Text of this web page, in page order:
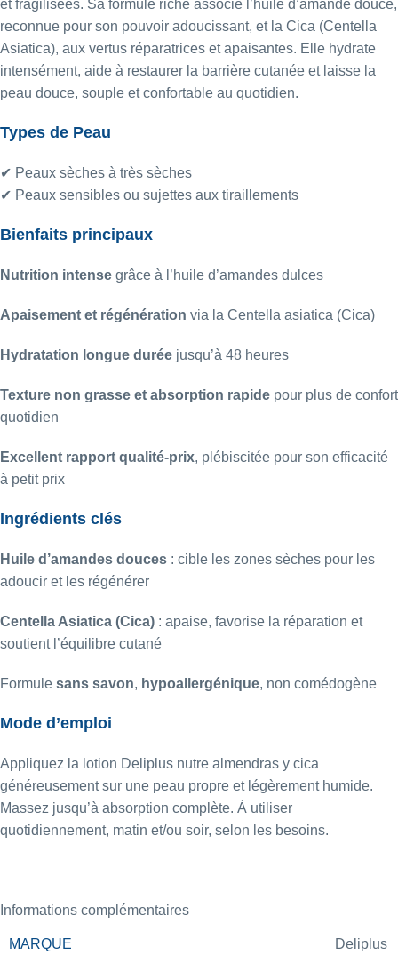
et fragilisées. Sa formule riche associe l’huile d’amande douce,
reconnue pour son pouvoir adoucissant, et la Cica (Centella
Asiatica), aux vertus réparatrices et apaisantes. Elle hydrate
intensément, aide à restaurer la barrière cutanée et laisse la
peau douce, souple et confortable au quotidien.
Types de Peau
✔ Peaux sèches à très sèches
✔ Peaux sensibles ou sujettes aux tiraillements
Bienfaits principaux
Nutrition intense grâce à l’huile d’amandes dulces
Apaisement et régénération via la Centella asiatica (Cica)
Hydratation longue durée jusqu’à 48 heures
Texture non grasse et absorption rapide pour plus de confort
quotidien
Excellent rapport qualité-prix, plébiscitée pour son efficacité
à petit prix
Ingrédients clés
Huile d’amandes douces : cible les zones sèches pour les
adoucir et les régénérer
Centella Asiatica (Cica) : apaise, favorise la réparation et
soutient l’équilibre cutané
Formule sans savon, hypoallergénique, non comédogène
Mode d’emploi
Appliquez la lotion Deliplus nutre almendras y cica
généreusement sur une peau propre et légèrement humide.
Massez jusqu’à absorption complète. À utiliser
quotidiennement, matin et/ou soir, selon les besoins.
Informations complémentaires
MARQUE Deliplus